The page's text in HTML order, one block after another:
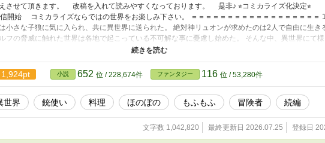
えさせて頂きます。 改稿を入れて読みやすくなっております。 是非♪ ⭐︎コミカライズ化決定
開始 コミカライズならではの世界をお楽しみ下さい。 ＝＝＝＝＝＝＝＝＝＝＝＝＝＝＝＝＝＝
小さな子狼に気に入られ、共に異世界に送られた。 絶対神リュオンが求めたのは2人で自由に生き
フの脅威に触れた世界は各地で起こっている不可解な事に憂慮し始めた。 そんな中、異世界にて様
たイオリはリュオンの願い通り自由に生きていく。 まだ、読んでらっしゃらない方は先に『拾った
〜子狼に気に入られた男の転移物語〜』をご覧下さい。 前作に続き、のんびりと投稿してまいり
願います。 よろしくお願いします。 ※念の為R15にしています。 ※誤字脱字が存在する可能性か高
して下さい。
1,924pt 小説 652 位 / 228,674件 ファンタジー 116 位 / 53,280件
世界 銃使い 料理 ほのぼの もふもふ 冒険者 続編
文字数 1,042,820 最終更新日 2026.07.25 登録日